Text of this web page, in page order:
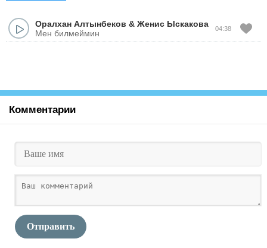
Оралхан Алтынбеков & Женис Ыскакова
Мен билмеймин
04:38
Комментарии
Отправить